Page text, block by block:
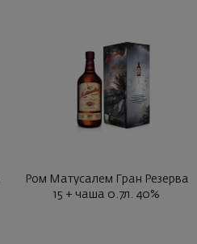
Ром Матусалем Гран Резерва
15 + чаша 0.7л. 40%